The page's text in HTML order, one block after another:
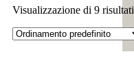
Visualizzazione di 9 risultati